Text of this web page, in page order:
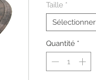
Taille *
Sélectionner
Quantité *